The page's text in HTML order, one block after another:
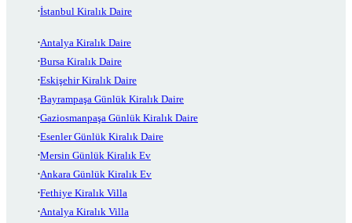
İstanbul Kiralık Daire
Antalya Kiralık Daire
Bursa Kiralık Daire
Eskişehir Kiralık Daire
Bayrampaşa Günlük Kiralık Daire
Gaziosmanpaşa Günlük Kiralık Daire
Esenler Günlük Kiralık Daire
Mersin Günlük Kiralık Ev
Ankara Günlük Kiralık Ev
Fethiye Kiralık Villa
Antalya Kiralık Villa